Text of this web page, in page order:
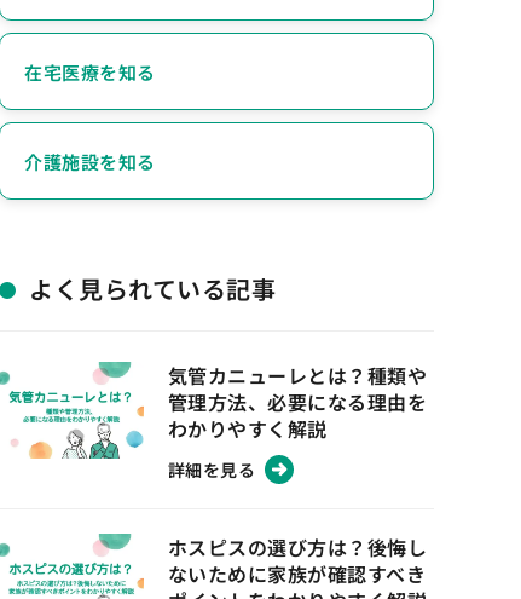
在宅医療を知る
介護施設を知る
よく見られている記事
気管カニューレとは？種類や
管理方法、必要になる理由を
わかりやすく解説
詳細を見る
ホスピスの選び方は？後悔し
ないために家族が確認すべき